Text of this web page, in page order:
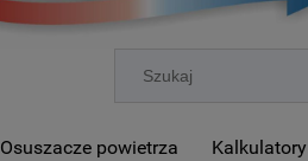
Osuszacze powietrza Kalkulatory